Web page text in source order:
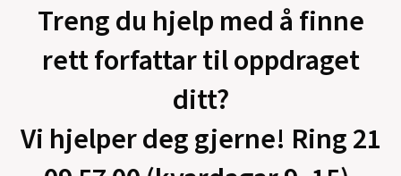
Treng du hjelp med å finne
rett forfattar til oppdraget
ditt?
Vi hjelper deg gjerne! Ring 21